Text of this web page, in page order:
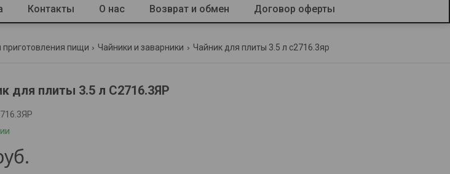
Контакты О нас Возврат и обмен Договор оферты
приготовления пищи Чайники и заварники Чайник для плиты 3.5 л c2716.3яр
для плиты 3.5 л C2716.3ЯР